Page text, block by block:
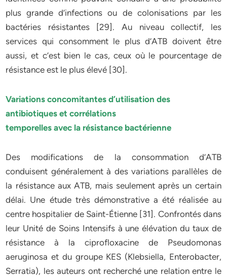
plus grande d’infections ou de colonisations par les
bactéries résistantes [29]. Au niveau collectif, les
services qui consomment le plus d’ATB doivent être
aussi, et c’est bien le cas, ceux où le pourcentage de
résistance est le plus élevé [30].
Variations concomitantes d’utilisation des
antibiotiques et corrélations
temporelles avec la résistance bactérienne
Des modifications de la consommation d’ATB
conduisent généralement à des variations parallèles de
la résistance aux ATB, mais seulement après un certain
délai. Une étude très démonstrative a été réalisée au
centre hospitalier de Saint-Étienne [31]. Confrontés dans
leur Unité de Soins Intensifs à une élévation du taux de
résistance à la ciprofloxacine de Pseudomonas
aeruginosa et du groupe KES (Klebsiella, Enterobacter,
Serratia), les auteurs ont recherché une relation entre le